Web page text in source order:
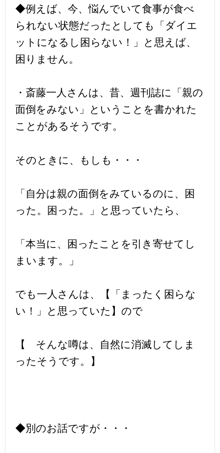
◆例えば、今、悩んでいて食事が食べ
られない状態だったとしても「ダイエ
ットになるし困らない！」と思えば、
困りません。
・斎藤一人さんは、昔、週刊誌に「親の
面倒をみない」ということを書かれた
ことがあるそうです。
そのときに、もしも・・・
「自分は親の面倒をみているのに、困
った。困った。」と思っていたら、
「本当に、困ったことを引き寄せてし
まいます。」
でも一人さんは、【「まったく困らな
い！」と思っていた】ので
【 そんな噂は、自然に消滅してしま
ったそうです。】
◆別のお話ですが・・・